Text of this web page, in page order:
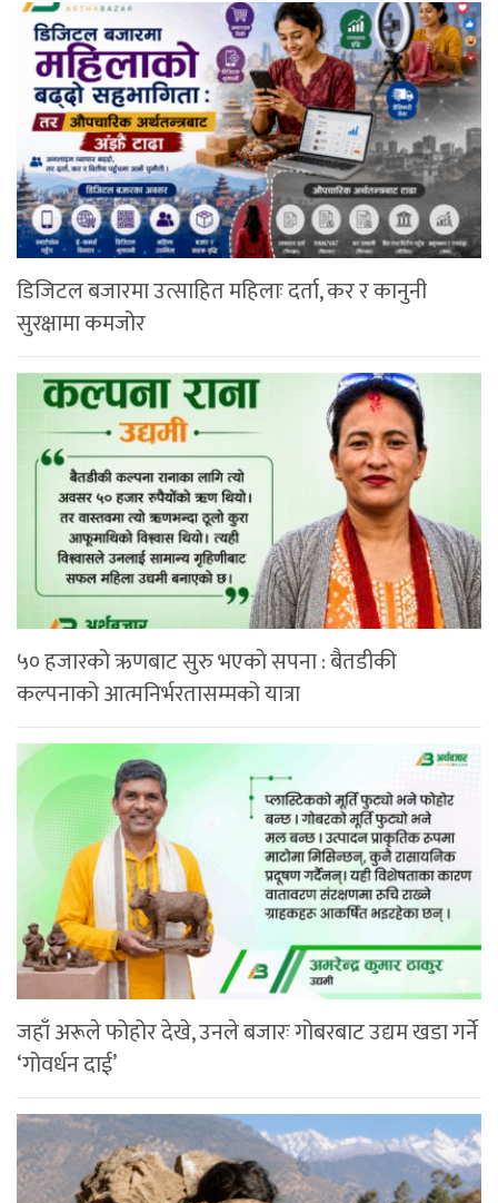
डिजिटल बजारमा उत्साहित महिलाः दर्ता, कर र कानुनी
सुरक्षामा कमजोर
५० हजारको ऋणबाट सुरु भएको सपना : बैतडीकी
कल्पनाको आत्मनिर्भरतासम्मको यात्रा
जहाँ अरूले फोहोर देखे, उनले बजारः गोबरबाट उद्यम खडा गर्ने
‘गोवर्धन दाई’